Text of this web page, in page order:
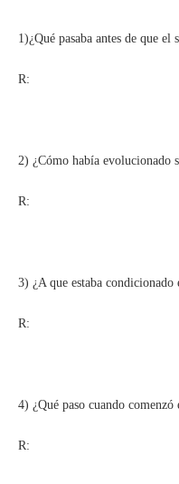
1)¿Qué pasaba antes de que
R:
2) ¿Cómo había evolucionado
R:
3) ¿A que estaba condicionado
R:
4) ¿Qué paso cuando
R: